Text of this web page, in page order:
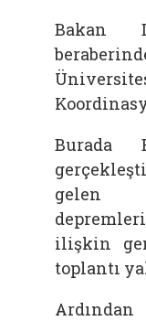
Bakan
Burada
gelen
ilişkin
toplantı